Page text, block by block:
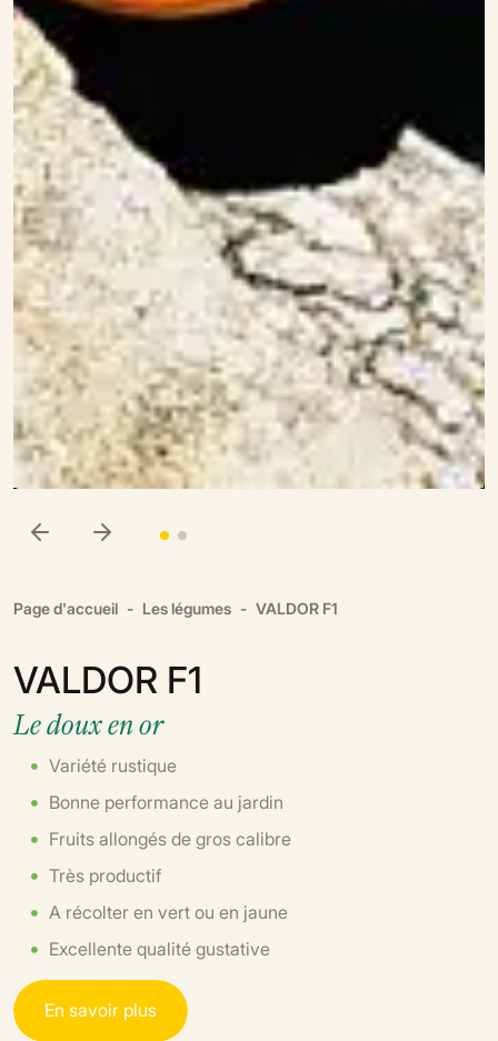
Page d'accueil Les légumes VALDOR F1
VALDOR F1
Le doux en or
Variété rustique
Bonne performance au jardin
Fruits allongés de gros calibre
Très productif
A récolter en vert ou en jaune
Excellente qualité gustative
En savoir plus